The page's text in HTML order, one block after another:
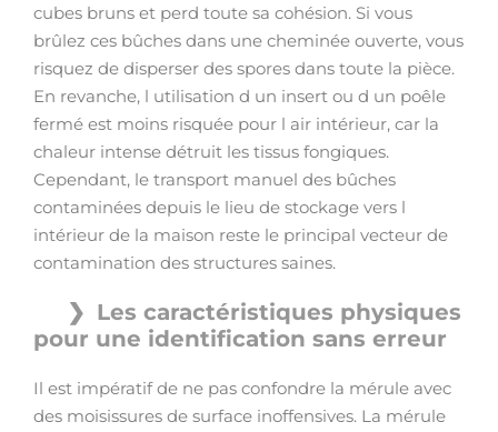
cubes bruns et perd toute sa cohésion. Si vous
brûlez ces bûches dans une cheminée ouverte, vous
risquez de disperser des spores dans toute la pièce.
En revanche, l utilisation d un insert ou d un poêle
fermé est moins risquée pour l air intérieur, car la
chaleur intense détruit les tissus fongiques.
Cependant, le transport manuel des bûches
contaminées depuis le lieu de stockage vers l
intérieur de la maison reste le principal vecteur de
contamination des structures saines.
Les caractéristiques physiques
pour une identification sans erreur
Il est impératif de ne pas confondre la mérule avec
des moisissures de surface inoffensives. La mérule